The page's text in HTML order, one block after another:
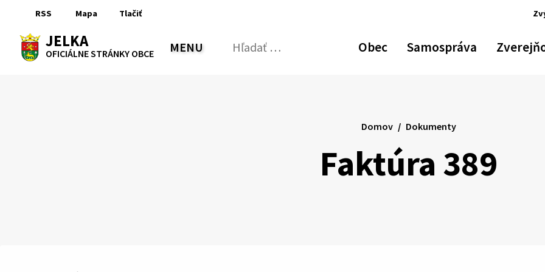
obsah
RSS Mapa Tlačiť
JELKA
OFICIÁLNE STRÁNKY OBCE PREPNÚŤ
MENU Obec Samospráva
Hľadať:
Faktúra 389
Domov Dokumenty